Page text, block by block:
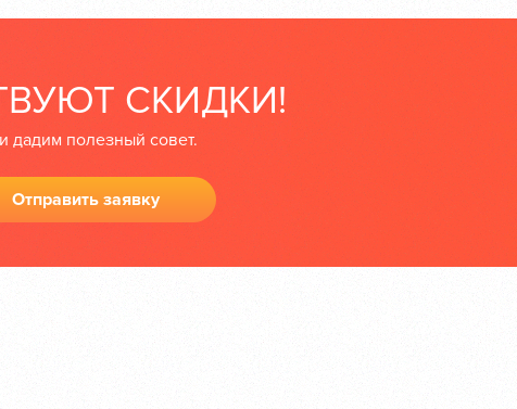
СКИДКИ!
дадим полезный совет.
Отправить заявку